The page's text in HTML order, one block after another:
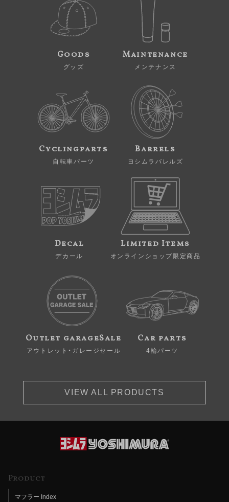
Goods
グッズ
Maintenance
メンテナンス
Cyclingparts
自転車パーツ
Barrels
ヨシムラバレルズ
Decal
デカール
Limited Items
オンラインショップ限定商品
Outlet garageSale
アウトレット・ガレージセール
Car parts
4輪パーツ
VIEW ALL PRODUCTS
Product
マフラー Index